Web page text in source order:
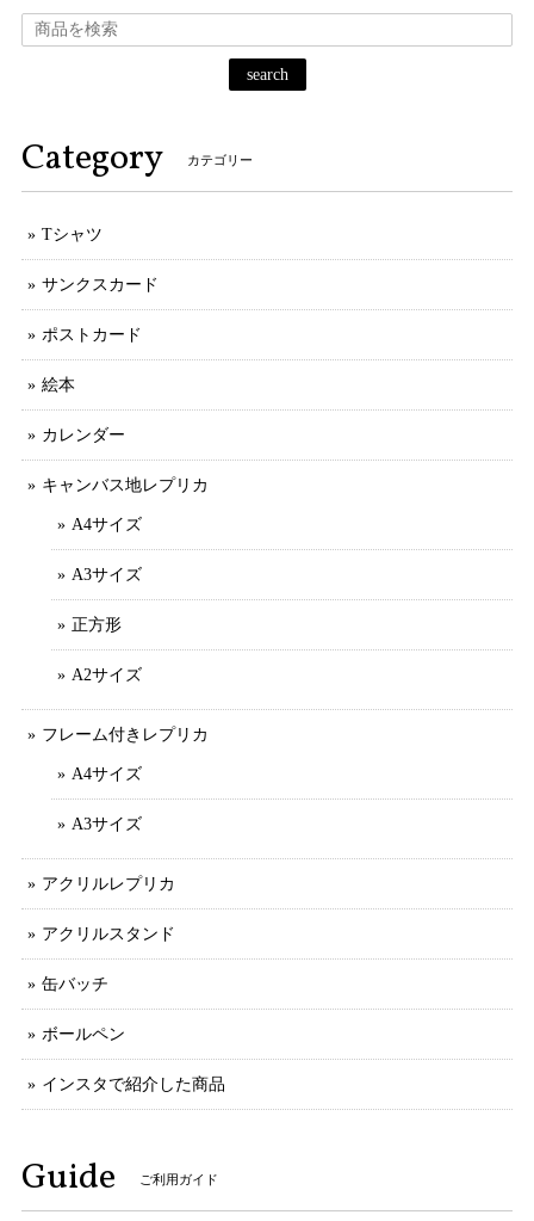
search
Category カテゴリー
Tシャツ
サンクスカード
ポストカード
絵本
カレンダー
キャンバス地レプリカ
A4サイズ
A3サイズ
正方形
A2サイズ
フレーム付きレプリカ
A4サイズ
A3サイズ
アクリルレプリカ
アクリルスタンド
缶バッチ
ボールペン
インスタで紹介した商品
Guide ご利用ガイド